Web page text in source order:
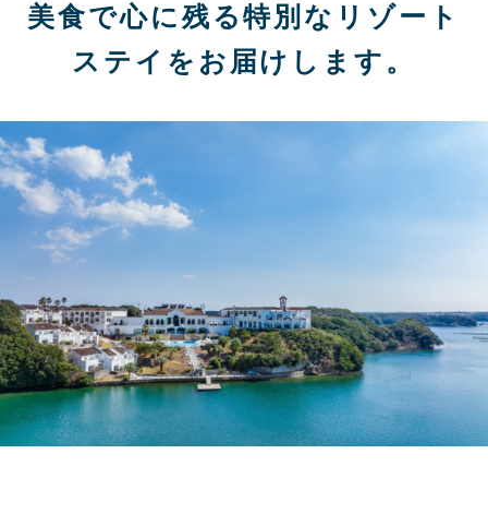
美食で心に残る特別なリゾート
ステイをお届けします。